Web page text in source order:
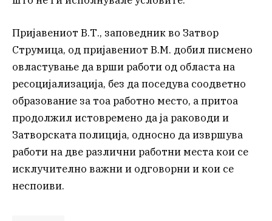
Пријавениот В.Т., заповедник во Затвор
Струмица, од пријавениот В.М. добил писмено
овластување да врши работи од областа на
ресоцијализација, без да поседува соодветно
образование за тоа работно место, а притоа
продолжил истовремено да ја раководи и
Затворската полиција, односно да извршува
работи на две различни работни места кои се
исклучително важни и одговорни и кои се
неспоиви.